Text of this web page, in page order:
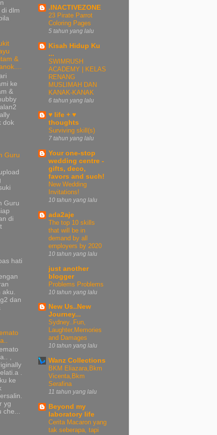
dlm
&
ke
&
dok
Guru
Guru
di
hati
dan
,
.
ke
yg
che...
.INACTIVEZONE
23 Pirate Parrot
Coloring Pages
5 tahun yang lalu
Kisah Hidup Ku
...
SWIMRUSH
ACADEMY | KELAS
RENANG
MUSLIMAH DAN
KANAK-KANAK
6 tahun yang lalu
♥ life + ♥
thoughts
Surviving skill(s)
7 tahun yang lalu
Your one-stop
wedding centre -
gifts, deco,
favors and such!
New Wedding
Invitations!
10 tahun yang lalu
ada2aje
The top 10 skills
that will be in
demand by all
employers by 2020
10 tahun yang lalu
just another
blogger
Problems Problems
10 tahun yang lalu
New Us..New
Journey...
Sydney..Fun,
Laughter,Memories
and Damages
10 tahun yang lalu
Wanz Collections
BKM Eliazara,Bkm
Vicenta,Bkm
Serafina
11 tahun yang lalu
Beyond my
laboratory life
Cerita Macaron yang
tak seberapa, tapi